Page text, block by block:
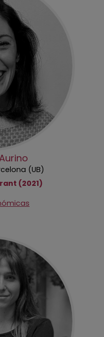
(UB)
(2021)